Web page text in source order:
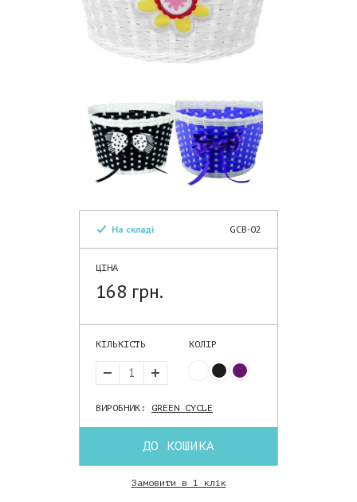
На складі GCB-02
ЦІНА
168 грн.
КІЛЬКІСТЬ КОЛІР
ВИРОБНИК: GREEN CYCLE
ДО КОШИКА
Замовити в 1 клік